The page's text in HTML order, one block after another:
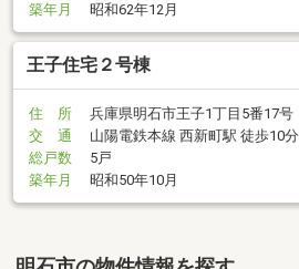
築年月
昭和62年12月
王子住宅２号棟
住 所
兵庫県明石市王子1丁目5番17号
交 通
山陽電鉄本線 西新町駅 徒歩10分
総戸数
5戸
築年月
昭和50年10月